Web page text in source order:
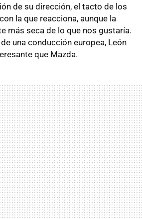
de su dirección, el tacto de los
la que reacciona, aunque la
más seca de lo que nos gustaría.
una conducción europea, León
que Mazda.